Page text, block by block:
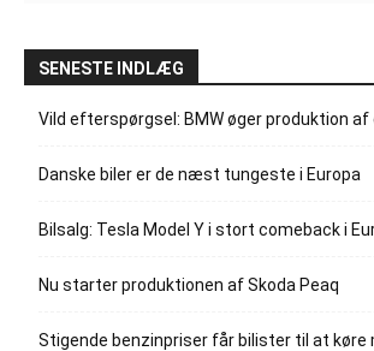
SENESTE INDLÆG
Vild efterspørgsel: BMW øger produktion
Danske biler er de næst tungeste i Europa
Bilsalg: Tesla Model Y i stort comeback i
Nu starter produktionen af Skoda Peaq
Stigende benzinpriser får bilister til at køre